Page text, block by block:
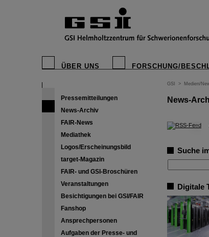
ÜBER UNS FORSCHUNG/
Pressemitteilungen
News-Archiv
FAIR-News
Mediathek
Logos/Erscheinungsbild
target-Magazin
FAIR- und GSI-Broschüren
Veranstaltungen
Besichtigungen bei GSI/FAIR
Fanshop
Ansprechpersonen
Aufgaben der Presse- und
GSI > Medien/
News-
©
Suche
Digitale